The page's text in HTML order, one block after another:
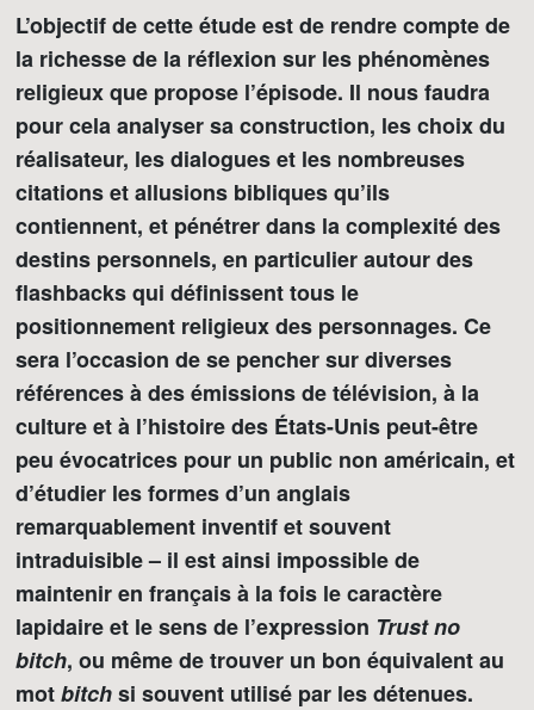
L’objectif de cette étude est de rendre compte de
la richesse de la réflexion sur les phénomènes
religieux que propose l’épisode. Il nous faudra
pour cela analyser sa construction, les choix du
réalisateur, les dialogues et les nombreuses
citations et allusions bibliques qu’ils
contiennent, et pénétrer dans la complexité des
destins personnels, en particulier autour des
flashbacks qui définissent tous le
positionnement religieux des personnages. Ce
sera l’occasion de se pencher sur diverses
références à des émissions de télévision, à la
culture et à l’histoire des États-Unis peut-être
peu évocatrices pour un public non américain, et
d’étudier les formes d’un anglais
remarquablement inventif et souvent
intraduisible – il est ainsi impossible de
maintenir en français à la fois le caractère
lapidaire et le sens de l’expression Trust no
bitch, ou même de trouver un bon équivalent au
motbitchsi souvent utilisé par les détenues.